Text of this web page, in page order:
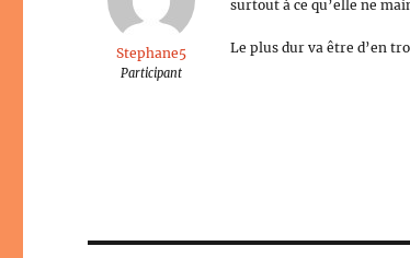
Stephane5
Participant
surtout à ce qu’elle ne
Le plus dur va être d’en